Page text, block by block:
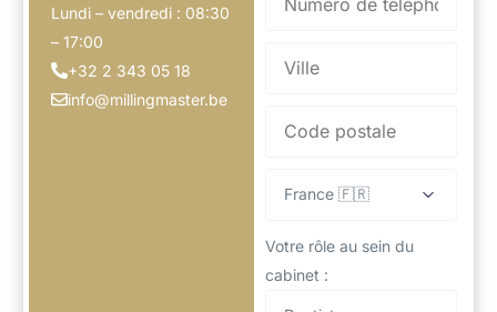
Lundi – vendredi : 08:30
– 17:00
+32 2 343 05 18
info@millingmaster.be
Votre rôle au sein du
cabinet :